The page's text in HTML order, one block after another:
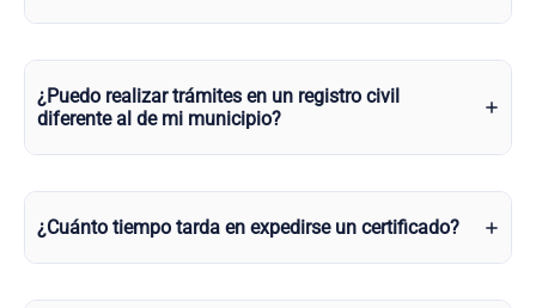
¿Puedo realizar trámites en un registro civil
diferente al de mi municipio?
¿Cuánto tiempo tarda en expedirse un certificado?